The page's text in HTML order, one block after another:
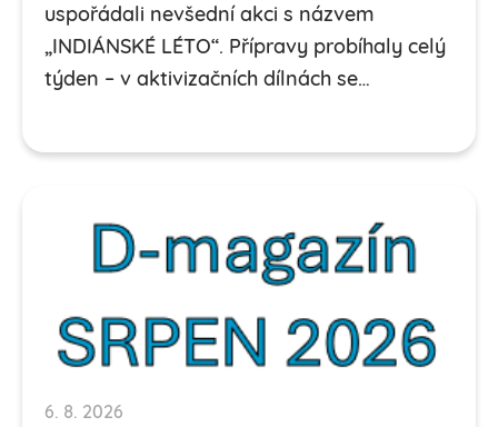
uspořádali nevšední akci s názvem
„INDIÁNSKÉ LÉTO“. Přípravy probíhaly celý
týden – v aktivizačních dílnách se…
6. 8. 2026